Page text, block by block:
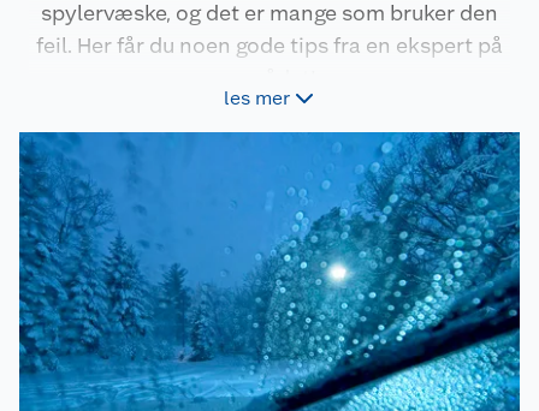
spylervæske, og det er mange som bruker den
feil. Her får du noen gode tips fra en ekspert på
les mer